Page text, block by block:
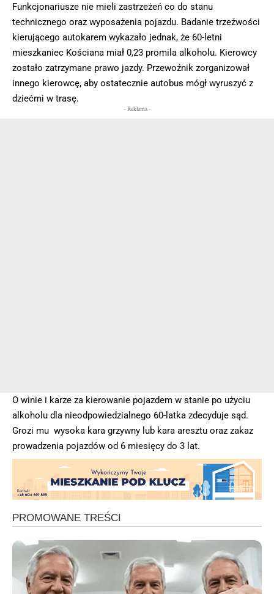
Funkcjonariusze nie mieli zastrzeżeń co do stanu
technicznego oraz wyposażenia pojazdu. Badanie trzeźwości
kierującego autokarem wykazało jednak, że 60-letni
mieszkaniec Kościana miał 0,23 promila alkoholu. Kierowcy
zostało zatrzymane prawo jazdy. Przewoźnik zorganizował
innego kierowcę, aby ostatecznie autobus mógł wyruszyć z
dziećmi w trasę.
- Reklama -
O winie i karze za kierowanie pojazdem w stanie po użyciu
alkoholu dla nieodpowiedzialnego 60-latka zdecyduje sąd.
Grozi mu wysoka kara grzywny lub kara aresztu oraz zakaz
prowadzenia pojazdów od 6 miesięcy do 3 lat.